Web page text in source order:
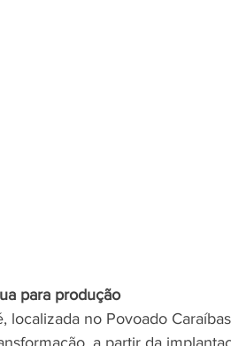
para produção
localizada no Povoado